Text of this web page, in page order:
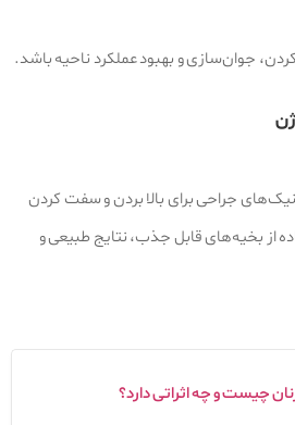
جوان‌سازی و بهبود عملکرد ناحیه باشد.
جراحی برای بالا بردن و سفت کردن
از بخیه‌های قابل جذب، نتایج طبیعی و
چیست و چه اثراتی دارد؟